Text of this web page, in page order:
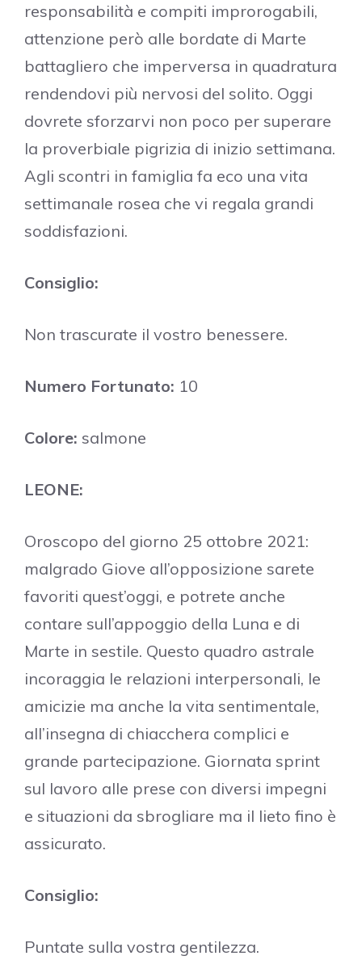
responsabilità e compiti improrogabili,
attenzione però alle bordate di Marte
battagliero che imperversa in quadratura
rendendovi più nervosi del solito. Oggi
dovrete sforzarvi non poco per superare
la proverbiale pigrizia di inizio settimana.
Agli scontri in famiglia fa eco una vita
settimanale rosea che vi regala grandi
soddisfazioni.
Consiglio:
Non trascurate il vostro benessere.
Numero Fortunato: 10
Colore: salmone
LEONE:
Oroscopo del giorno 25 ottobre 2021:
malgrado Giove all’opposizione sarete
favoriti quest’oggi, e potrete anche
contare sull’appoggio della Luna e di
Marte in sestile. Questo quadro astrale
incoraggia le relazioni interpersonali, le
amicizie ma anche la vita sentimentale,
all’insegna di chiacchera complici e
grande partecipazione. Giornata sprint
sul lavoro alle prese con diversi impegni
e situazioni da sbrogliare ma il lieto fino è
assicurato.
Consiglio:
Puntate sulla vostra gentilezza.